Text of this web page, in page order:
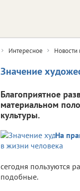
Интересное Новости
Значение
Благоприятное
материальном
культуры.
На
сегодня пользуются
подобные.